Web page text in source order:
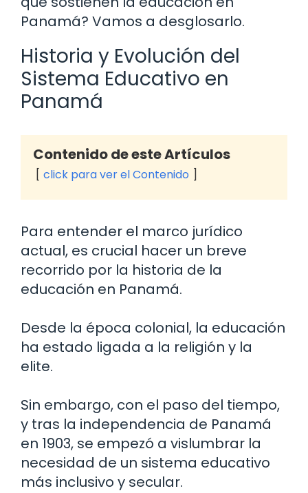
Panamá? Vamos a desglosarlo.
Historia y Evolución del
Sistema Educativo en
Panamá
Contenido de este Artículos
click para ver el Contenido
Para entender el marco jurídico
actual, es crucial hacer un breve
recorrido por la historia de la
educación en Panamá.
Desde la época colonial, la educación
ha estado ligada a la religión y la
elite.
Sin embargo, con el paso del tiempo,
y tras la independencia de Panamá
en 1903, se empezó a vislumbrar la
necesidad de un sistema educativo
más inclusivo y secular.